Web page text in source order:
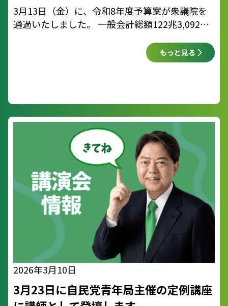
3月13日（金）に、令和8年度予算案が衆議院を
通過いたしました。 一般会計総額122兆3,092億
るための対策や、我が国の安全保障を強化するた
もっと見る
2026年3月10日
3月23日に自民党青年局主催の定例講座